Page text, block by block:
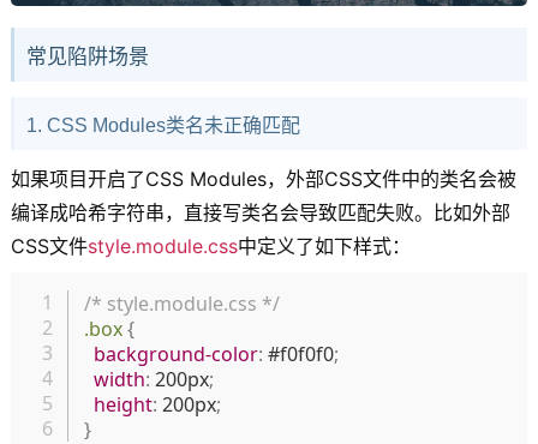
常见陷阱场景
1. CSS Modules类名未正确匹配
如果项目开启了CSS Modules，外部CSS文件中的类名会被
编译成哈希字符串，直接写类名会导致匹配失败。比如外部
CSS文件style.module.css中定义了如下样式：
/* style.module.css */
.box{
background-color: #f0f0f0;
width: 200px;
height: 200px;
}